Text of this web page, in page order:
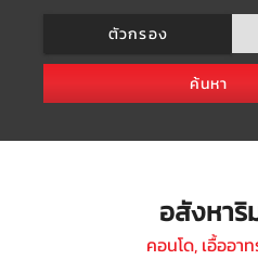
ตัวกรอง
ค้นหา
อสังหา
คอนโด, เอื้ออา